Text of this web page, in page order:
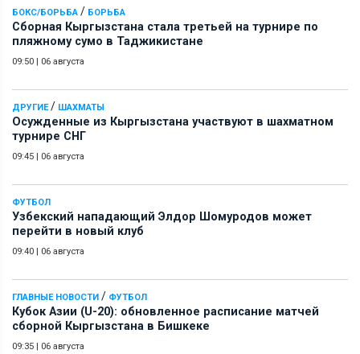
БОКС/БОРЬБА / БОРЬБА
Сборная Кыргызстана стала третьей на турнире по
пляжному сумо в Таджикистане
09:50 | 06 августа
ДРУГИЕ/ ШАХМАТЫ
Осужденные из Кыргызстана участвуют в шахматном
турнире СНГ
09:45 | 06 августа
ФУТБОЛ
Узбекский нападающий Элдор Шомуродов может
перейти в новый клуб
09:40 | 06 августа
ГЛАВНЫЕ НОВОСТИ / ФУТБОЛ
Кубок Азии (U-20): обновленное расписание матчей
сборной Кыргызстана в Бишкеке
09:35 | 06 августа